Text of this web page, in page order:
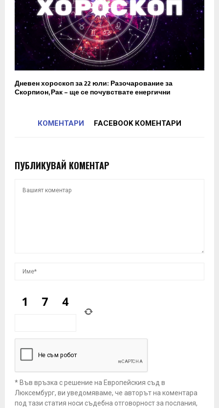
Дневен хороскоп за 22 юли: Разочарование за
Скорпион, Рак – ще се почувствате енергични
КОМЕНТАРИ FACEBOOK КОМЕНТАРИ
ПУБЛИКУВАЙ КОМЕНТАР
* Във връзка с решение на Европейския съд в
Люксембург, ви уведомяваме, че авторът на коментара
под тази статия носи съдебна отговорност за послания,